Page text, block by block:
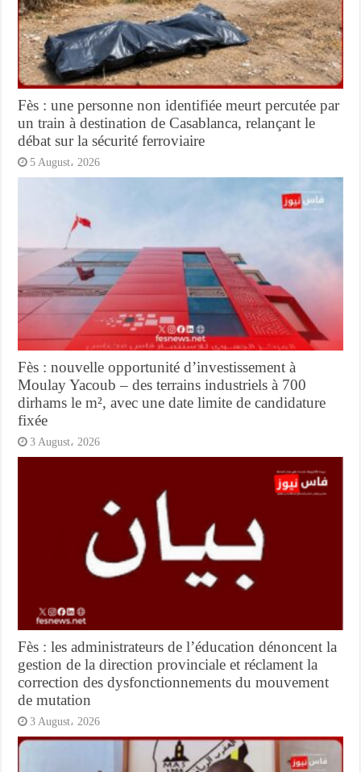
Fès : une personne non identifiée meurt percutée par
un train à destination de Casablanca, relançant le
débat sur la sécurité ferroviaire
5 August، 2026
Fès : nouvelle opportunité d’investissement à
Moulay Yacoub – des terrains industriels à 700
dirhams le m², avec une date limite de candidature
fixée
3 August، 2026
Fès : les administrateurs de l’éducation dénoncent la
gestion de la direction provinciale et réclament la
correction des dysfonctionnements du mouvement
de mutation
3 August، 2026